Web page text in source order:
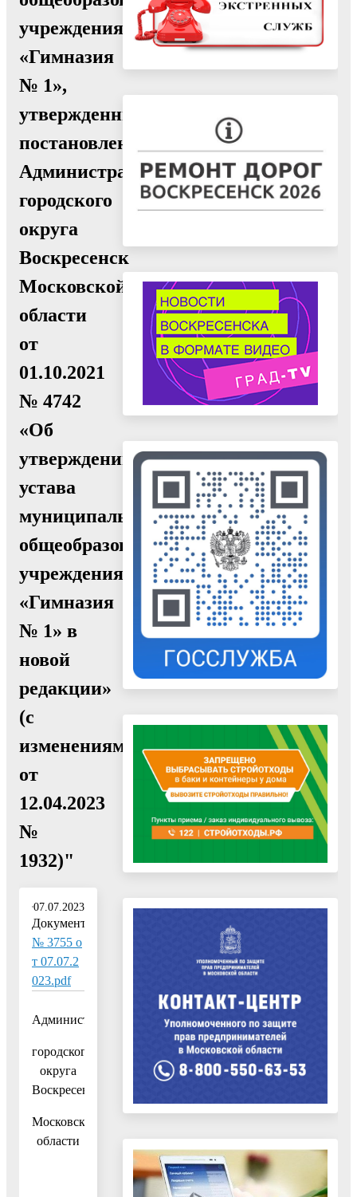
учреждения
«Гимназия
№ 1»,
утвержденный
постановлением
Администрации
городского
округа
Воскресенск
Московской
области
от
01.10.2021
№ 4742
«Об
утверждении
устава
муниципального
общеобразовательного
учреждения
«Гимназия
№ 1» в
новой
редакции»
(с
изменениями
от
12.04.2023
№
1932)"
07.07.2023
Документ:
№ 3755 о
т 07.07.2
023.pdf
Администрация
городского
округа
Воскресенск
Московской
области